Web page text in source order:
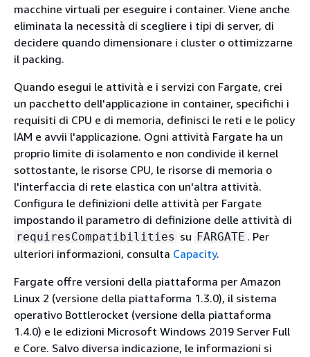
macchine virtuali per eseguire i container. Viene anche
eliminata la necessità di scegliere i tipi di server, di
decidere quando dimensionare i cluster o ottimizzarne
il packing.
Quando esegui le attività e i servizi con Fargate, crei
un pacchetto dell'applicazione in container, specifichi i
requisiti di CPU e di memoria, definisci le reti e le policy
IAM e avvii l'applicazione. Ogni attività Fargate ha un
proprio limite di isolamento e non condivide il kernel
sottostante, le risorse CPU, le risorse di memoria o
l'interfaccia di rete elastica con un'altra attività.
Configura le definizioni delle attività per Fargate
impostando il parametro di definizione delle attività di
requiresCompatibilities su FARGATE . Per
ulteriori informazioni, consulta Capacity.
Fargate offre versioni della piattaforma per Amazon
Linux 2 (versione della piattaforma 1.3.0), il sistema
operativo Bottlerocket (versione della piattaforma
1.4.0) e le edizioni Microsoft Windows 2019 Server Full
e Core. Salvo diversa indicazione, le informazioni si